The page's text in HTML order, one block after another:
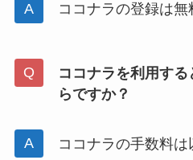
ココナラの登録は無
ココナラを利用する
らですか？
ココナラの手数料は